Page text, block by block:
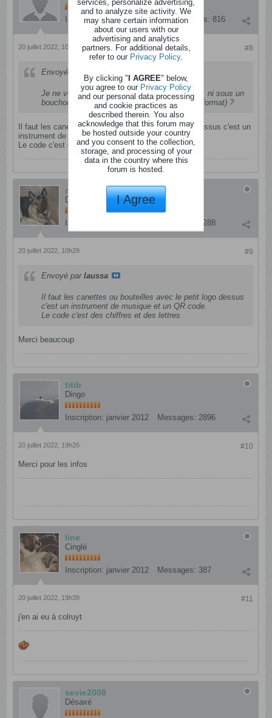
Inscription: septembre 2012 Messages: 816
#8
20 juillet 2022, 10h14
Envoyé par
Je ne vois aucun code sous un bouchon coca, ni sous un
bouchon fanta... il ressemble à quoi ce code (format) ?
Il faut les canettes ou bouteilles avec le petit logo dessus c'est un
instrument de musique et un QR code.
Le code c'est des chiffres et des lettres
missrevolver
Dingo
3288
#9
20 juillet 2022, 10h29
Envoyé parlaussa
Il faut les canettes ou bouteilles avec le petit logo dessus
c'est un instrument de musique et un QR code.
Le code c'est des chiffres et des lettres
Merci beaucoup
titib
Dingo
Inscription: janvier 2012 Messages: 2896
#10
20 juillet 2022, 19h26
Merci pour les infos
line
Cinglé
Inscription: janvier 2012 Messages: 387
#11
20 juillet 2022, 19h39
j'en ai eu à colruyt
sevie2008
Désaxé
and to analyze site activity. We
may share certain information
about our users with our
advertising and analytics
partners. For additional details,
refer to our Privacy Policy.
By clicking "I AGREE" below,
you agree to our Privacy Policy
and our personal data processing
and cookie practices as
described therein. You also
acknowledge that this forum may
be hosted outside your country
and you consent to the collection,
storage, and processing of your
data in the country where this
forum is hosted.
I Agree